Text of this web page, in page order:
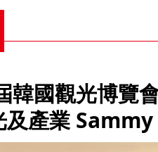
韓國觀光博覽
及產業